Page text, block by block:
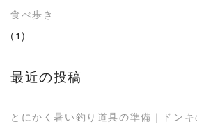
食べ歩き
(1)
最近の投稿
とにかく暑い釣り道具の準備｜ドン